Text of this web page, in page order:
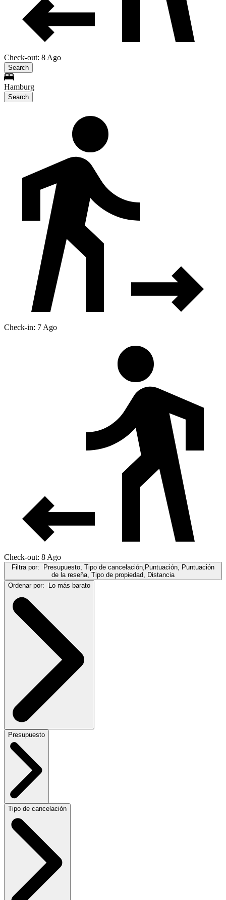
Check-out: 8 Ago
Search
Hamburg
Search
Check-in: 7 Ago
Check-out: 8 Ago
Filtra por: Presupuesto, Tipo de cancelación,Puntuación, Puntuación
de la reseña, Tipo de propiedad, Distancia
Ordenar por: Lo más barato
Presupuesto
Tipo de cancelación